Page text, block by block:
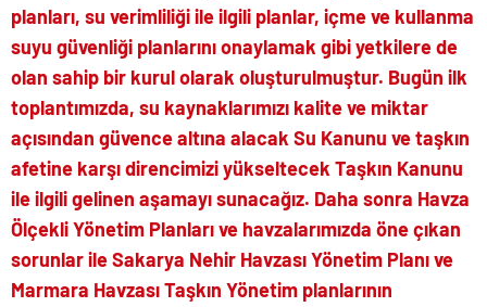
planları, su verimliliği ile ilgili planlar, içme ve kullanma
suyu güvenliği planlarını onaylamak gibi yetkilere de
olan sahip bir kurul olarak oluşturulmuştur. Bugün ilk
toplantımızda, su kaynaklarımızı kalite ve miktar
açısından güvence altına alacak Su Kanunu ve taşkın
afetine karşı direncimizi yükseltecek Taşkın Kanunu
ile ilgili gelinen aşamayı sunacağız. Daha sonra Havza
Ölçekli Yönetim Planları ve havzalarımızda öne çıkan
sorunlar ile Sakarya Nehir Havzası Yönetim Planı ve
Marmara Havzası Taşkın Yönetim planlarının